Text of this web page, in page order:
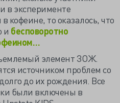
в эксперименте
кофеине, то оказалось, что
и бесповоротно
элемент ЗОЖ.
источником проблем со
до их рождения. Все
были включены в